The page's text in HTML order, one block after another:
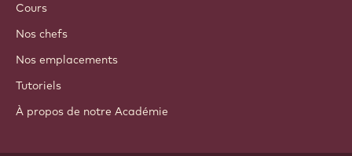
Cours
Nos chefs
Nos emplacements
Tutoriels
À propos de notre Académie